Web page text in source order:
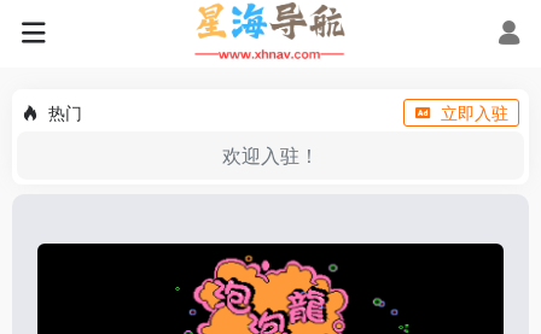
热门 立即入驻
欢迎入驻！